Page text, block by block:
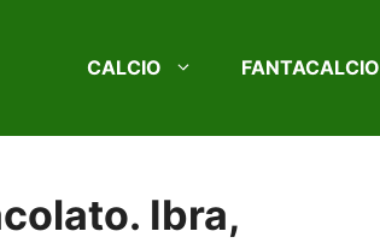
CALCIO FANTACALCIO
Ibra,